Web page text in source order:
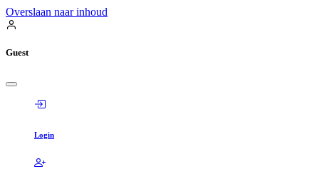
Overslaan naar inhoud
Guest
Login